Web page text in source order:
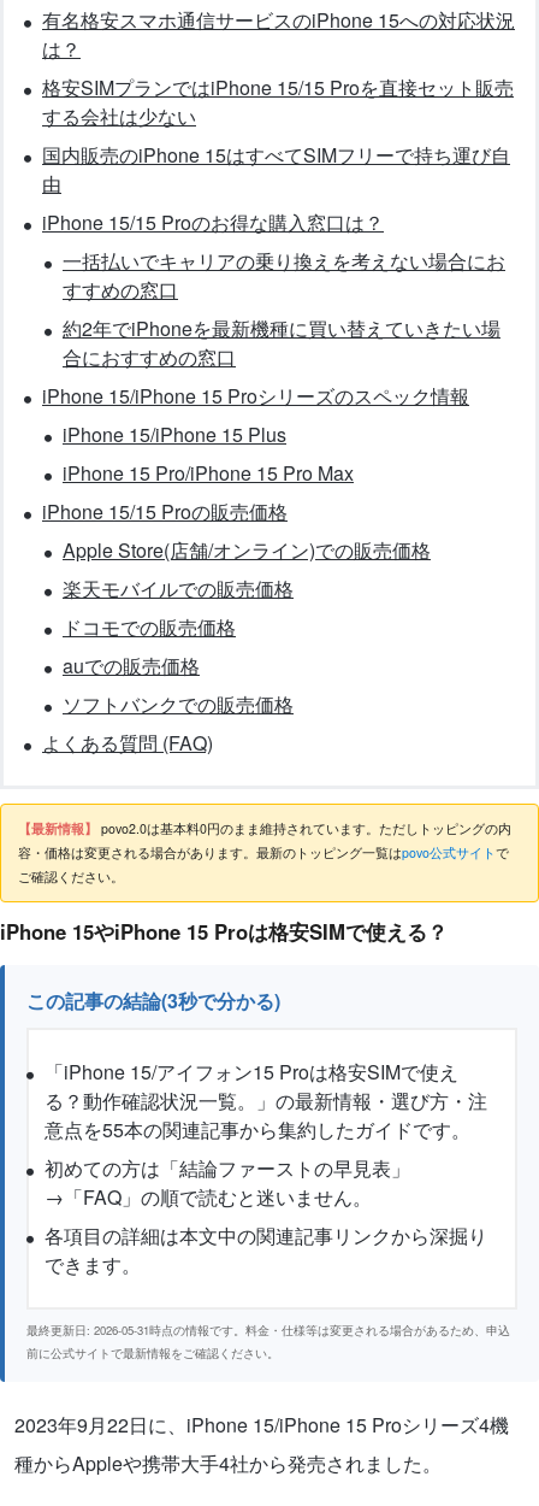
有名格安スマホ通信サービスのiPhone 15への対応状況
は？
格安SIMプランではiPhone 15/15 Proを直接セット販売
する会社は少ない
国内販売のiPhone 15はすべてSIMフリーで持ち運び自
由
iPhone 15/15 Proのお得な購入窓口は？
一括払いでキャリアの乗り換えを考えない場合にお
すすめの窓口
約2年でiPhoneを最新機種に買い替えていきたい場
合におすすめの窓口
iPhone 15/iPhone 15 Proシリーズのスペック情報
iPhone 15/iPhone 15 Plus
iPhone 15 Pro/iPhone 15 Pro Max
iPhone 15/15 Proの販売価格
Apple Store(店舗/オンライン)での販売価格
楽天モバイルでの販売価格
ドコモでの販売価格
auでの販売価格
ソフトバンクでの販売価格
よくある質問 (FAQ)
【最新情報】 povo2.0は基本料0円のまま維持されています。ただしトッピングの内
容・価格は変更される場合があります。最新のトッピング一覧はpovo公式サイトで
ご確認ください。
iPhone 15やiPhone 15 Proは格安SIMで使える？
この記事の結論(3秒で分かる)
「iPhone 15/アイフォン15 Proは格安SIMで使え
る？動作確認状況一覧。」の最新情報・選び方・注
意点を55本の関連記事から集約したガイドです。
初めての方は「結論ファーストの早見表」
→「FAQ」の順で読むと迷いません。
各項目の詳細は本文中の関連記事リンクから深掘り
できます。
最終更新日: 2026-05-31時点の情報です。料金・仕様等は変更される場合があるため、申込
前に公式サイトで最新情報をご確認ください。
2023年9月22日に、iPhone 15/iPhone 15 Proシリーズ4機
種からAppleや携帯大手4社から発売されました。